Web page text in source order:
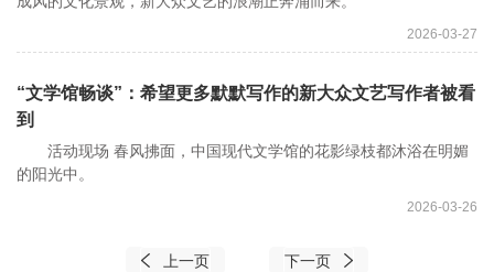
2026-03-27
“文学馆畅谈”：希望更多默默写作的新大众文艺写作者被看
到
活动现场 春风拂面，中国现代文学馆的花影绿枝都沐浴在明媚
的阳光中。
2026-03-26
上一页 下一页